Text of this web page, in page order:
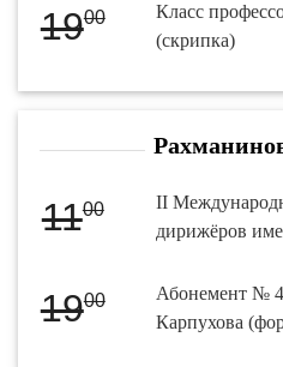
1900
Класс
(скрипка)
1100
II
дирижёров
1900
Абонемент №
Карпухова